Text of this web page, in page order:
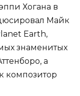
Хогана в
Майк
Earth,
знаменитых
а
композитор